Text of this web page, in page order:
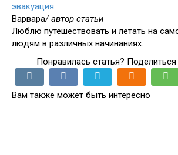
эвакуация
Варвара/ автор статьи
Люблю путешествовать и летать на
людям в различных начинаниях.
Понравилась статья?
Вам также может быть интересно